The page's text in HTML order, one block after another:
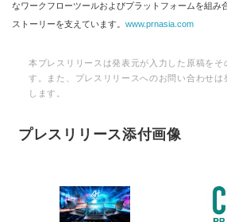
なワークフローツールおよびプラットフォームを組み
ストーリーを支えています。 www.prnasia.com
本プレスリリースは発表元が入力した原稿をそ
す。また、プレスリリースへのお問い合わせは
します。
プレスリリース添付画像